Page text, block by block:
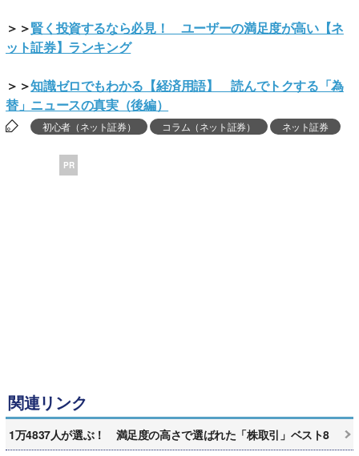
＞＞賢く投資するなら必見！ ユーザーの満足度が高い【ネ
ット証券】ランキング
＞＞知識ゼロでもわかる【経済用語】 読んでトクする「為
替」ニュースの真実（後編）
初心者（ネット証券） コラム（ネット証券） ネット証券
PR
関連リンク
1万4837人が選ぶ！ 満足度の高さで選ばれた「株取引」ベスト8